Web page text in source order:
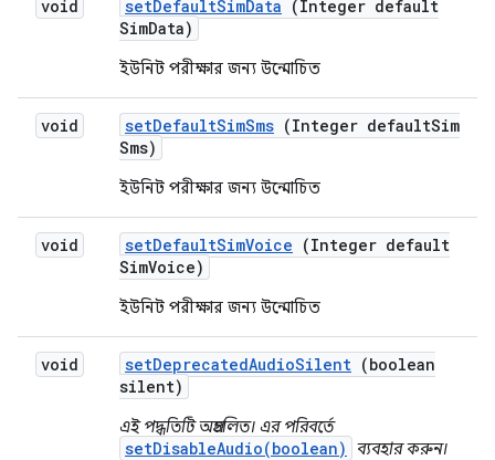
void setDefaultSimData (Integer default
SimData)
ইউনিট পরীক্ষার জন্য উন্মোচিত
void setDefaultSimSms (Integer defaultSim
Sms)
ইউনিট পরীক্ষার জন্য উন্মোচিত
void setDefaultSimVoice (Integer default
SimVoice)
ইউনিট পরীক্ষার জন্য উন্মোচিত
void setDeprecatedAudioSilent (boolean
silent)
এই পদ্ধতিটি অপ্রচলিত। এর পরিবর্তে
setDisableAudio(boolean) ব্যবহার করুন।